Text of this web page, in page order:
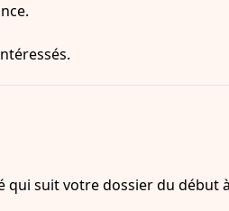
qui suit votre dossier du début